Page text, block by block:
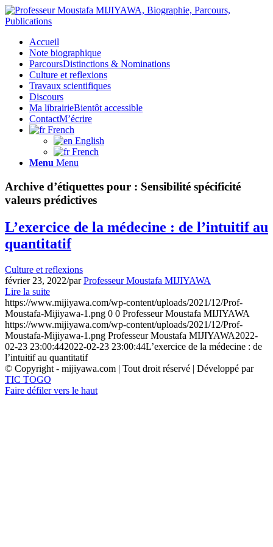
Accueil
Note biographique
ParcoursDistinctions & Nominations
Culture et reflexions
Travaux scientifiques
Discours
Ma librairieBientôt accessible
ContactM’écrire
French
English
French
Menu Menu
Archive d’étiquettes pour : Sensibilité spécificité
valeurs prédictives
L’exercice de la médecine : de l’intuitif au
quantitatif
Culture et reflexions
février 23, 2022/parProfesseur Moustafa MIJIYAWA
Lire la suite
https://www.mijiyawa.com/wp-content/uploads/2021/12/Prof-
Moustafa-Mijiyawa-1.png 0 0 Professeur Moustafa MIJIYAWA
https://www.mijiyawa.com/wp-content/uploads/2021/12/Prof-
Moustafa-Mijiyawa-1.png Professeur Moustafa MIJIYAWA2022-
02-23 23:00:442022-02-23 23:00:44L’exercice de la médecine : de
l’intuitif au quantitatif
© Copyright - mijiyawa.com | Tout droit réservé | Développé par
TIC TOGO
Faire défiler vers le haut